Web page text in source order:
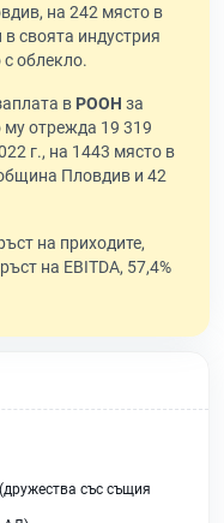
на 242 място в
своята индустрия
облекло.
в РООН за
му отрежда 19 319
г., на 1443 място в
Пловдив и 42
на приходите,
на EBITDA, 57,4%
(дружества със същия